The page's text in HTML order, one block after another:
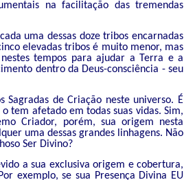
na facilitação das tremendas
uma dessas doze tribos encarnadas
elevadas tribos é muito menor, mas
tempos para ajudar a Terra e a
dentro da Deus-consciência - seu
Sagradas de Criação neste universo. É
tem afetado em todas suas vidas. Sim,
Criador, porém, sua origem nesta
uma dessas grandes linhagens. Não
Ser Divino?
a sua exclusiva origem e cobertura,
exemplo, se sua Presença Divina EU